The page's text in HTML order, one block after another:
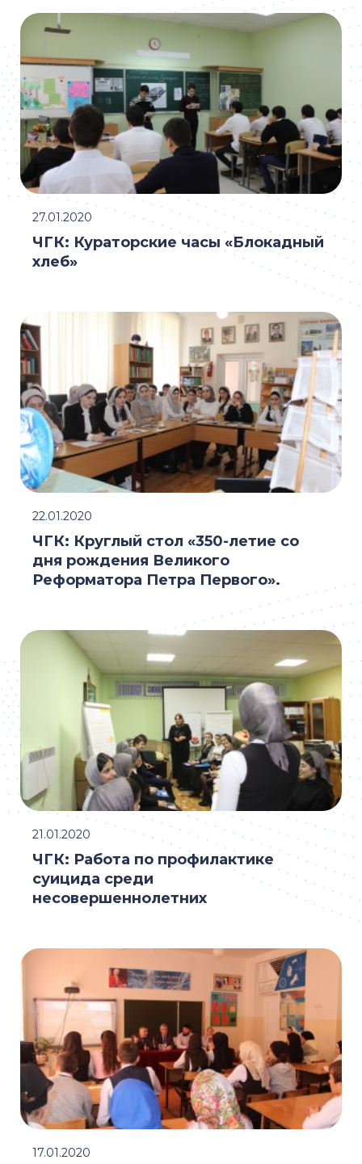
ЧГК: Кураторские часы «Блокадный
хлеб»
27.01.2020
ЧГК: Круглый стол «350-летие со
дня рождения Великого
Реформатора Петра Первого».
22.01.2020
ЧГК: Работа по профилактике
суицида среди
несовершеннолетних
21.01.2020
17.01.2020